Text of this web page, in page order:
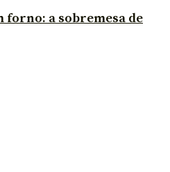
forno: a sobremesa de